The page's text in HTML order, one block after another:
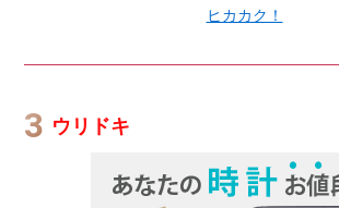
ヒカカク！
ウリドキ